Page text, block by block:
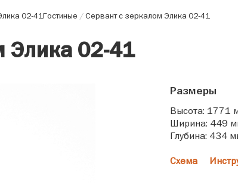
02-41Гостиные /Сервант с зеркалом Элика 02-41
Элика 02-41
Размеры
Высота: 1771
Ширина: 449
Глубина: 434
Схема